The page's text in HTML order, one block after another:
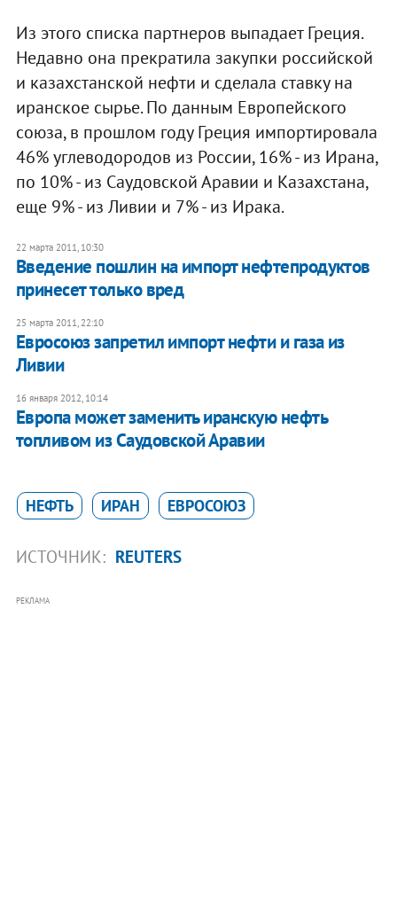
Из этого списка партнеров выпадает Греция.
Недавно она прекратила закупки российской
и казахстанской нефти и сделала ставку на
иранское сырье. По данным Европейского
союза, в прошлом году Греция импортировала
46% углеводородов из России, 16% - из Ирана,
по 10% - из Саудовской Аравии и Казахстана,
еще 9% - из Ливии и 7% - из Ирака.
22 марта 2011, 10:30
Введение пошлин на импорт нефтепродуктов
принесет только вред
25 марта 2011, 22:10
Евросоюз запретил импорт нефти и газа из
Ливии
16 января 2012, 10:14
Европа может заменить иранскую нефть
топливом из Саудовской Аравии
НЕФТЬ ИРАН ЕВРОСОЮЗ
ИСТОЧНИК: REUTERS
РЕКЛАМА